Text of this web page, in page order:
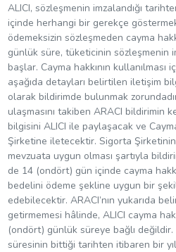
ALICI, sözleşmenin imzalandığı
içinde herhangi bir gerekçe
ödemeksizin sözleşmeden cayma
günlük süre, tüketicinin sözleşmenin
başlar. Cayma hakkının kullanılması
aşağıda detayları belirtilen iletişim
olarak bildirimde bulunmak
ulaşmasını takiben ARACI bildirimin
bilgisini ALICI ile paylaşacak ve
Şirketine iletecektir. Sigorta
mevzuata uygun olması şartıyla
de 14 (ondört) gün içinde cayma
bedelini ödeme şekline uygun bir
edebilecektir. ARACI’nın yukarıda
getirmemesi hâlinde, ALICI cayma
(ondört) günlük süreye bağlı
süresinin bittiği tarihten itibaren bir